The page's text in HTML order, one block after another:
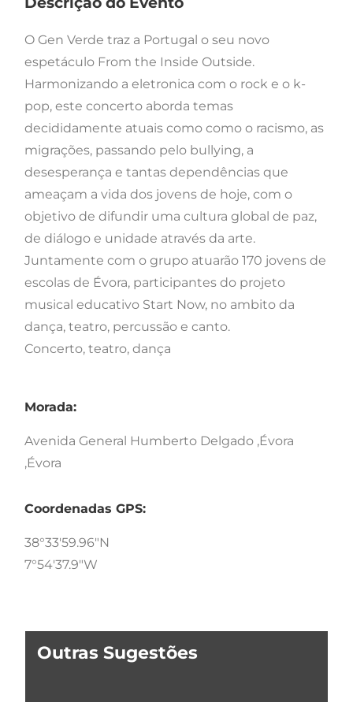
O Gen Verde traz a Portugal o seu novo
espetáculo From the Inside Outside.
Harmonizando a eletronica com o rock e o k-
pop, este concerto aborda temas
decididamente atuais como como o racismo, as
migrações, passando pelo bullying, a
desesperança e tantas dependências que
ameaçam a vida dos jovens de hoje, com o
objetivo de difundir uma cultura global de paz,
de diálogo e unidade através da arte.
Juntamente com o grupo atuarão 170 jovens de
escolas de Évora, participantes do projeto
musical educativo Start Now, no ambito da
dança, teatro, percussão e canto.
Concerto, teatro, dança
Morada:
Avenida General Humberto Delgado ,Évora
,Évora
Coordenadas GPS:
38°33'59.96"N
7°54'37.9"W
Outras Sugestões